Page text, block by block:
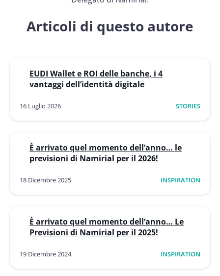
Articoli di questo autore
EUDI Wallet e ROI delle banche, i 4
vantaggi dell’identità digitale
16 Luglio 2026 STORIES
È arrivato quel momento dell’anno… le
previsioni di Namirial per il 2026!
18 Dicembre 2025 INSPIRATION
È arrivato quel momento dell’anno… Le
Previsioni di Namirial per il 2025!
19 Dicembre 2024 INSPIRATION